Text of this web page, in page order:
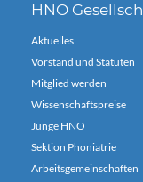
HNO
Aktuelles
Vorstand und Statuten
Mitglied werden
Wissenschaftspreise
Junge HNO
Sektion Phoniatrie
Arbeitsgemeinschaften